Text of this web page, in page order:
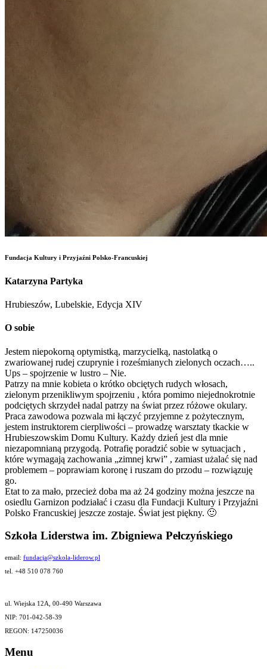
Fundacja Kultury i Przyjaźni Polsko-Francuskiej
Katarzyna Partyka
Hrubieszów, Lubelskie, Edycja XIV
O sobie
Jestem niepokorną optymistką, marzycielką, nastolatką o
zwariowanej rudej czuprynie i roześmianych zielonych oczach…..
Ups – spojrzenie w lustro – Nie.
Patrzy na mnie kobieta o krótko obciętych rudych włosach,
zielonym przenikliwym spojrzeniu , która pomimo niejednokrotnie
podciętych skrzydeł nadal patrzy na świat przez różowe okulary.
Praca zawodowa pozwala mi łączyć przyjemne z pożytecznym,
jestem instruktorem cierpliwości – prowadzę warsztaty tkackie w
Hrubieszowskim Domu Kultury. Każdy dzień jest dla mnie
niezapomnianą przygodą. Potrafię poradzić sobie w sytuacjach ,
które wymagają zachowania „zimnej krwi” , zamiast użalać się nad
problemem – poprawiam koronę i ruszam do przodu – rozwiązuję
go.
Etat to za mało, przecież doba ma aż 24 godziny można jeszcze na
osiedlu Garnizon podziałać i czasu dla Fundacji Kultury i Przyjaźni
Polsko Francuskiej jeszcze zostaje. Świat jest piękny. 🙂
Szkoła Liderstwa im. Zbigniewa Pełczyńskiego
email: fundacja@szkola-liderow.pl
tel. +48 510 078 760
ul. Wiejska 12A, 00-490 Warszawa
NIP: 701-042-58-39
REGON: 147250036
Menu